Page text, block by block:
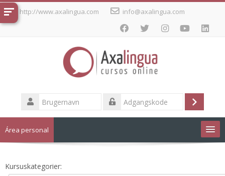
Gå
til
http://www.axalingua.com info@axalingua.com
Brugernavn
Log
Área personal
Kursuskategorier: